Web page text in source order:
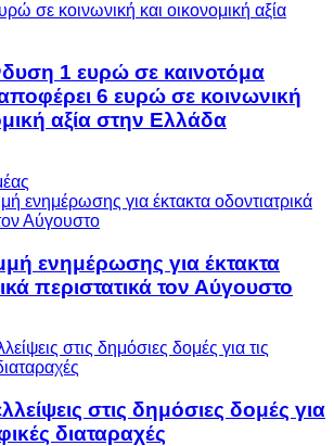
1 ευρώ σε καινοτόμα
6 ευρώ σε κοινωνική
αξία στην Ελλάδα
ενημέρωσης για έκτακτα
περιστατικά τον Αύγουστο
στις δημόσιες δομές για
διαταραχές